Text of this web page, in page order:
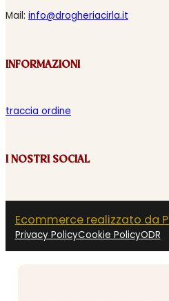
Mail: info@drogheriacirla.it
INFORMAZIONI
traccia ordine
I NOSTRI SOCIAL
Ecommerce realizzato da
Privacy PolicyCookie PolicyODR